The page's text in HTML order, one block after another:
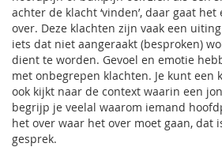
achter de klacht ‘vinden’, daar gaat
over. Deze klachten zijn vaak een
iets dat niet aangeraakt (besproken)
dient te worden. Gevoel en emotie
met onbegrepen klachten. Je kunt een
ook kijkt naar de context waarin een
begrijp je veelal waarom iemand
het over waar het over moet gaan, dat
gesprek.